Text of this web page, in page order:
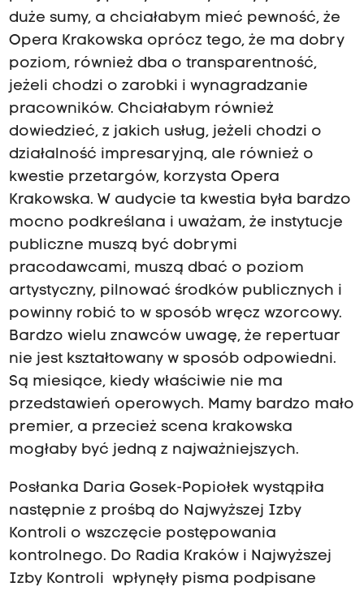
duże sumy, a chciałabym mieć pewność, że
Opera Krakowska oprócz tego, że ma dobry
poziom, również dba o transparentność,
jeżeli chodzi o zarobki i wynagradzanie
pracowników. Chciałabym również
dowiedzieć, z jakich usług, jeżeli chodzi o
działalność impresaryjną, ale również o
kwestie przetargów, korzysta Opera
Krakowska. W audycie ta kwestia była bardzo
mocno podkreślana i uważam, że instytucje
publiczne muszą być dobrymi
pracodawcami, muszą dbać o poziom
artystyczny, pilnować środków publicznych i
powinny robić to w sposób wręcz wzorcowy.
Bardzo wielu znawców uwagę, że repertuar
nie jest kształtowany w sposób odpowiedni.
Są miesiące, kiedy właściwie nie ma
przedstawień operowych. Mamy bardzo mało
premier, a przecież scena krakowska
mogłaby być jedną z najważniejszych.
Posłanka Daria Gosek-Popiołek wystąpiła
następnie z prośbą do Najwyższej Izby
Kontroli o wszczęcie postępowania
kontrolnego. Do Radia Kraków i Najwyższej
Izby Kontroli wpłynęły pisma podpisane